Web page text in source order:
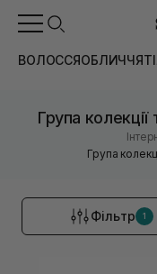
ВОЛОССЯОБЛИЧЧЯ
Група колекції
Група
Фільтр 1